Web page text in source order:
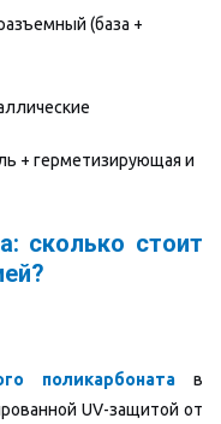
(база +
+ герметизирующая и
сколько стоит
поликарбоната в
UV-защитой от